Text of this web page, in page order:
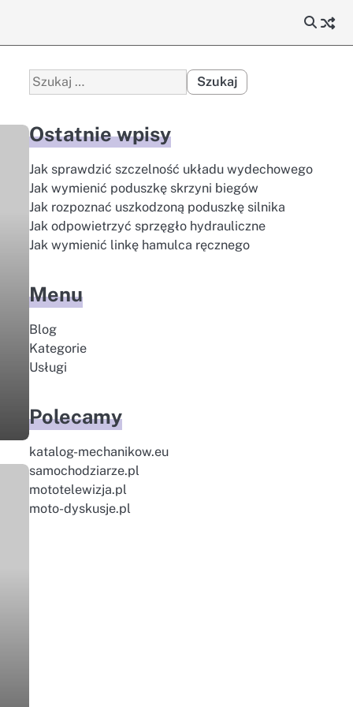
Szukaj:
Ostatnie wpisy
Jak sprawdzić szczelność układu wydechowego
Jak wymienić poduszkę skrzyni biegów
Jak rozpoznać uszkodzoną poduszkę silnika
Jak odpowietrzyć sprzęgło hydrauliczne
Jak wymienić linkę hamulca ręcznego
Menu
Blog
Kategorie
Usługi
Polecamy
katalog-mechanikow.eu
samochodziarze.pl
mototelewizja.pl
moto-dyskusje.pl